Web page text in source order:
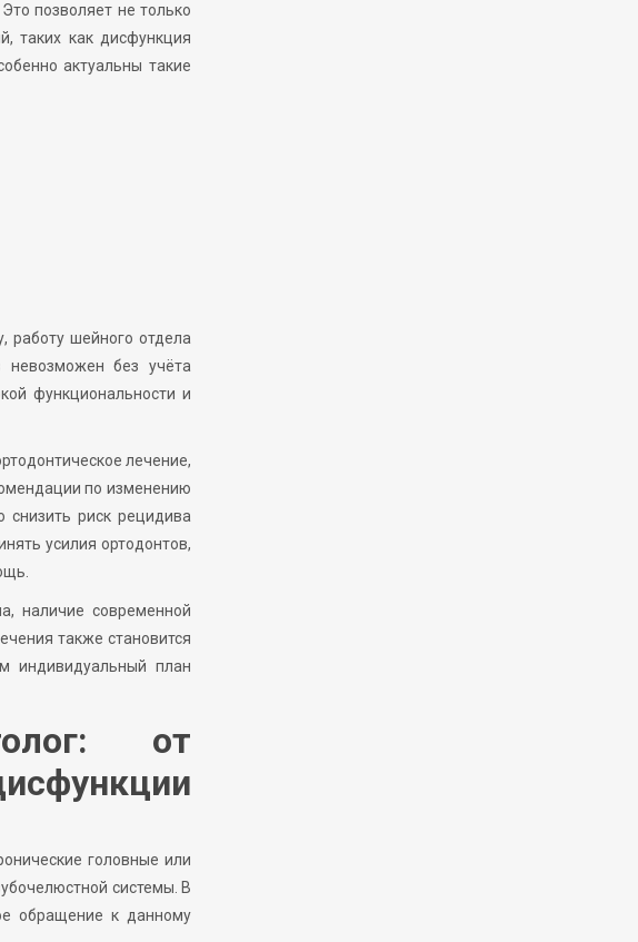
позволяет не только
таких как дисфункция
актуальны такие
работу шейного отдела
без учёта
функциональности и
лечение,
по изменению
снизить риск рецидива
усилия ортодонтов,
наличие современной
также становится
индивидуальный план
от
головные или
системы. В
обращение к данному